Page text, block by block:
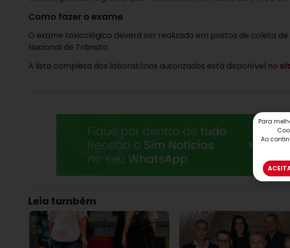
Como fazer o exame
O exame toxicológico deverá ser realizado em postos de coleta
Nacional de Trânsito.
A lista completa dos laboratórios autorizados está disponível no
Leia também
Para
Ao